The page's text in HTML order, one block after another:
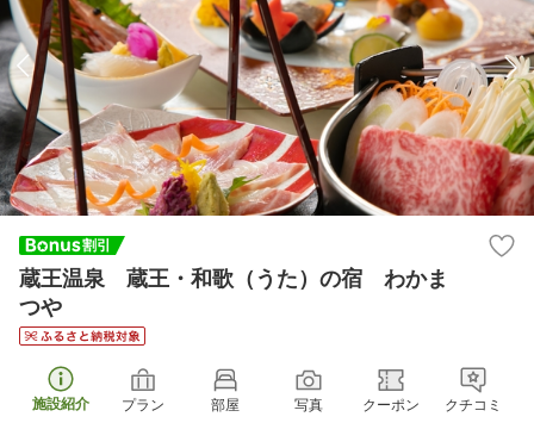
蔵王温泉 蔵王・和歌（うた）の宿 わかま
つや
施設紹介 プラン 部屋 写真 クーポン クチコミ